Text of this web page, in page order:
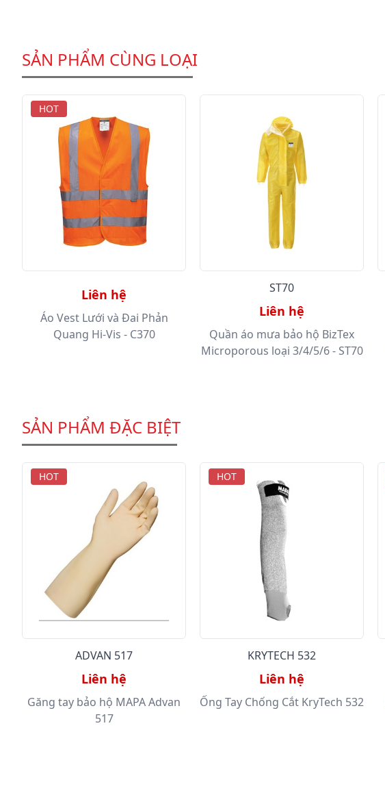
SẢN PHẨM CÙNG LOẠI
HOT
Liên hệ
Áo Vest Lưới và Đai Phản
Quang Hi-Vis - C370
ST70
Liên hệ
Quần áo mưa bảo hộ BizTex
Microporous loại 3/4/5/6 - ST70
SẢN PHẨM ĐẶC BIỆT
HOT
ADVAN 517
Liên hệ
Găng tay bảo hộ MAPA Advan
517
HOT
KRYTECH 532
Liên hệ
Ống Tay Chống Cắt KryTech 532